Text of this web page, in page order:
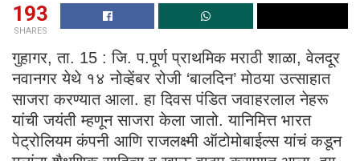
193
SHARES
गुहागर, ता. 15 : जि. प.पूर्ण प्राथमिक मराठी शाळा, वेलदूर
नवानगर येथे १४ नोव्हेंबर रोजी ‘बालदिन’ मोठया उत्साहात
साजरा करण्यात आला. हा दिवस पंडित जवाहरलाल नेहरू
यांची जयंती म्हणून साजरा केला जातो. यानिमित्त भारत
पेट्रोलियम कंपनी आणि राजलक्ष्मी ऑटोमोबाईल्स यांचं कडून